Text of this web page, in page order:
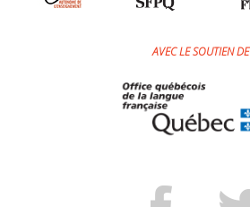
AVEC LE SOUTIEN DE